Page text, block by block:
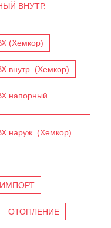
ВНУТР.
(Хемкор)
внутр. (Хемкор)
напорный
наруж. (Хемкор)
ОТОПЛЕНИЕ